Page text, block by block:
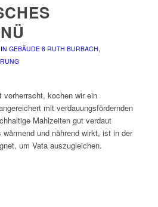
GEBÄUDE 8 RUTH BURBACH,
vorherrscht, kochen wir ein
mit verdauungsfördernden
Mahlzeiten gut verdaut
und nährend wirkt, ist in der
um Vata auszugleichen.